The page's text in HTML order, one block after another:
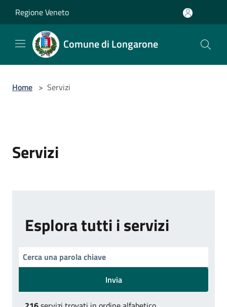
Regione Veneto
Comune di Longarone
Home > Servizi
Servizi
Esplora tutti i servizi
Invia